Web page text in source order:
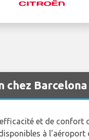
chez
et de confort
à